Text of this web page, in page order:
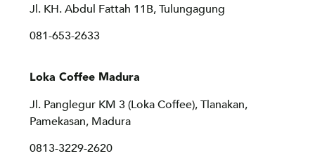
Jl. KH. Abdul Fattah 11B, Tulungagung
081-653-2633
Loka Coffee Madura
Jl. Panglegur KM 3 (Loka Coffee), Tlanakan,
Pamekasan, Madura
0813-3229-2620